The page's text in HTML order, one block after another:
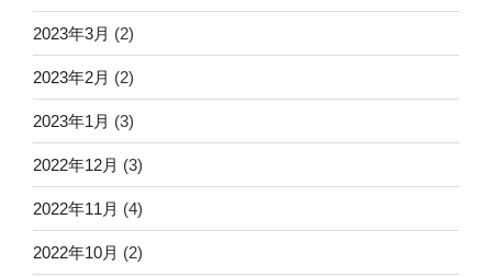
2023年3月 (2)
2023年2月 (2)
2023年1月 (3)
2022年12月 (3)
2022年11月 (4)
2022年10月 (2)